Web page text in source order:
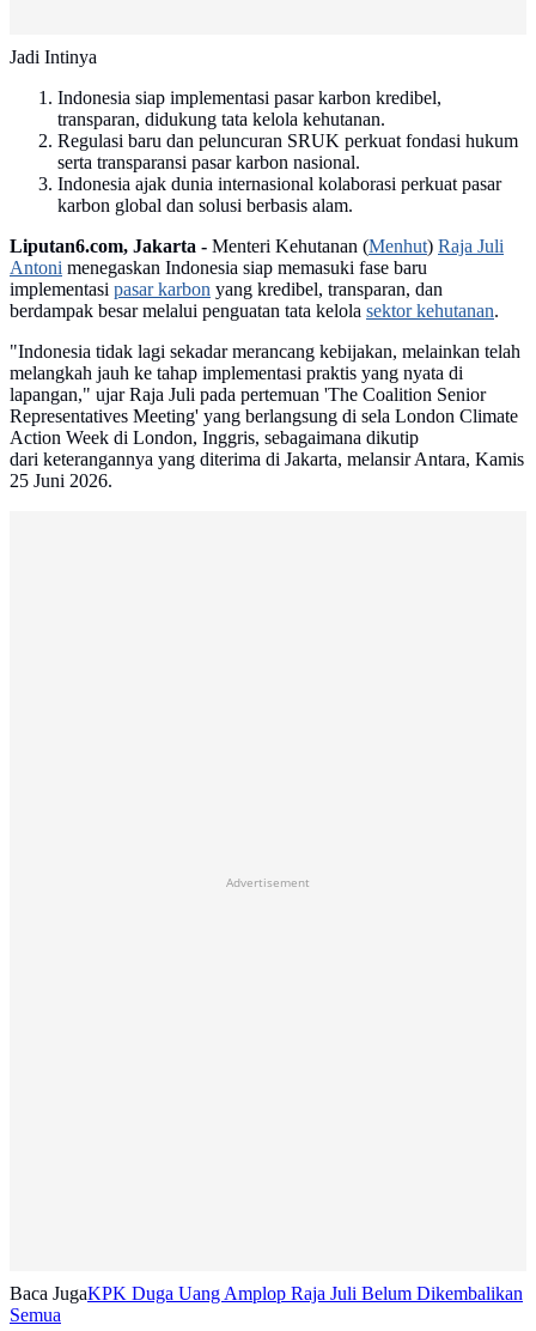
Jadi Intinya
Indonesia siap implementasi pasar karbon kredibel,
transparan, didukung tata kelola kehutanan.
Regulasi baru dan peluncuran SRUK perkuat fondasi hukum
serta transparansi pasar karbon nasional.
Indonesia ajak dunia internasional kolaborasi perkuat pasar
karbon global dan solusi berbasis alam.
Liputan6.com, Jakarta - Menteri Kehutanan (Menhut) Raja Juli
Antoni menegaskan Indonesia siap memasuki fase baru
implementasi pasar karbon yang kredibel, transparan, dan
berdampak besar melalui penguatan tata kelola sektor kehutanan.
"Indonesia tidak lagi sekadar merancang kebijakan, melainkan telah
melangkah jauh ke tahap implementasi praktis yang nyata di
lapangan," ujar Raja Juli pada pertemuan 'The Coalition Senior
Representatives Meeting' yang berlangsung di sela London Climate
Action Week di London, Inggris, sebagaimana dikutip
dari keterangannya yang diterima di Jakarta, melansir Antara, Kamis
25 Juni 2026.
Advertisement
Baca JugaKPK Duga Uang Amplop Raja Juli Belum Dikembalikan
Semua